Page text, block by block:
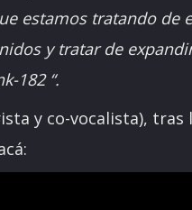
estamos tratando de
y tratar de
182 “.
y co-vocalista), tras